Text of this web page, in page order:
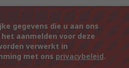
gegevens die u aan ons
aanmelden voor deze
verwerkt in
met ons privacybeleid.